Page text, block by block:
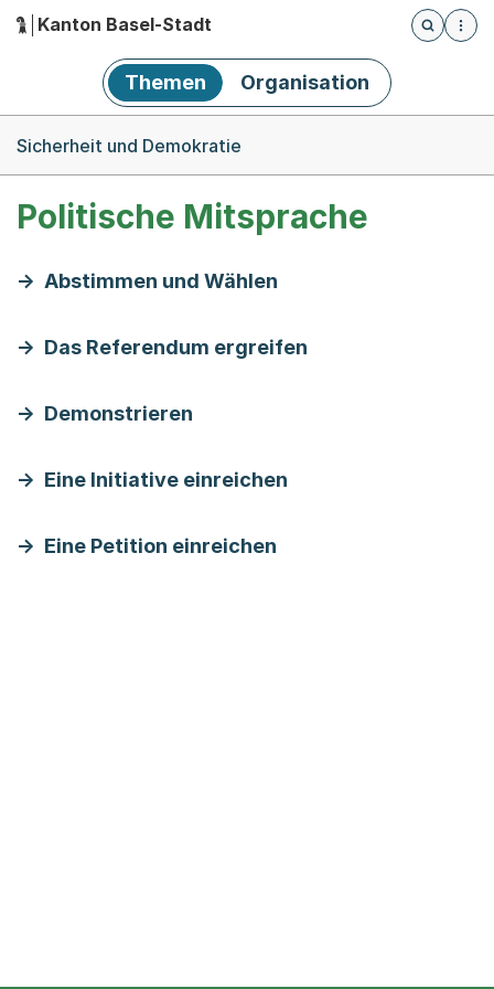
Hauptnavigation
Kanton Basel-Stadt
Öffnet
Themen Organisation
Sicherheit und Demokratie
Politische Mitsprache
Abstimmen und Wählen
Das Referendum ergreifen
Demonstrieren
Eine Initiative einreichen
Eine Petition einreichen